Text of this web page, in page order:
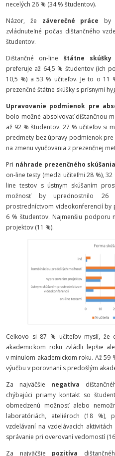
necelých 26 % (34 % študentov).
Názor, že záverečné práce by
zvládnuteľné počas dištančného
študentov.
Dištančné on-line štátne skúšky
preferuje až 64,5 % študentov (ich
10,5 %) a 53 % učiteľov. Je to o 11
prezenčné štátne skúšky s prísnymi
Upravovanie podmienok pre
bolo možné absolvovať dištančnou
až 92 % študentov. 27 % učiteľov si
predmety bez úpravy podmienok
na zmenu vyučovania z prezenčnej
Pri náhrade prezenčného skúšania
on-line testy (medzi učiteľmi 28 %),
line testov s ústnym skúšaním
možnosť by uprednostnilo 26
prostredníctvom videokonferencií by
6 % študentov. Najmenšiu podporu
projektov (11 %).
Celkovo si 87 % učiteľov myslí, že
akademickom roku zvládli lepšie
v minulom akademickom roku. Až 59
výučbu v porovnaní s predošlým
Za najväčšie negatíva
chýbajúci priamy kontakt so
obmedzenú možnosť alebo
laboratóriách, ateliéroch (18 %),
vzdelávaní na vzdelávacích
správanie pri overovaní vedomostí
Za najväčšie pozitíva